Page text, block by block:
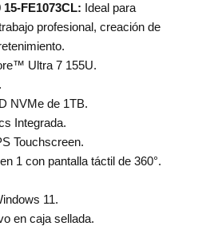
FE1073CL: Ideal para
profesional, creación de
Ultra 7 155U.
NVMe de 1TB.
Integrada.
Touchscreen.
1 con pantalla táctil de 360°.
11.
en caja sellada.